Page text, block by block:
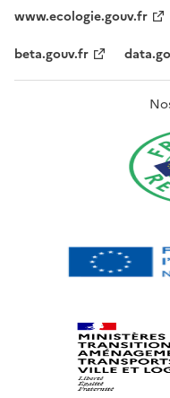
www.ecologie.gouv.fr
beta.gouv.fr